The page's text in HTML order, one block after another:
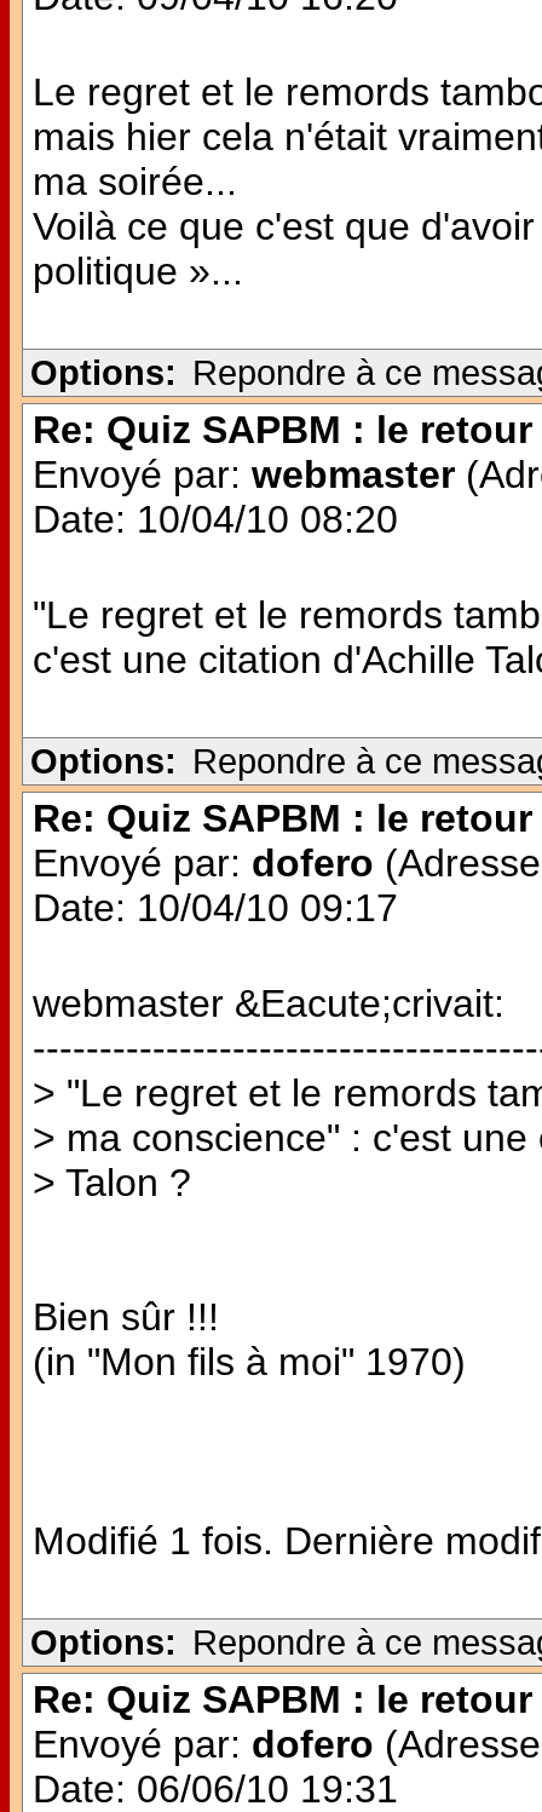
Le regret et le remords
mais hier cela n'était
ma soirée...
Voilà ce que c'est que
politique »...
Options: Repondre à ce
Re: Quiz SAPBM : le retour
Envoyé par: webmaster
Date: 10/04/10 08:20
"Le regret et le remords
c'est une citation d'Achille
Options: Repondre à ce
Re: Quiz SAPBM : le retour
Envoyé par: dofero
Date: 10/04/10 09:17
webmaster &Eacute;crivait:
> "Le regret et le remords
> ma conscience" : c'est une
> Talon ?
Bien sûr !!!
(in "Mon fils à moi" 1970)
Modifié 1 fois. Dernière
Options: Repondre à ce
Re: Quiz SAPBM : le retour
Envoyé par: dofero
Date: 06/06/10 19:31